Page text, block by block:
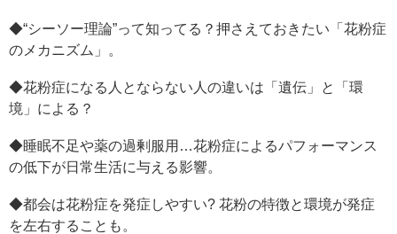
◆“シーソー理論”って知ってる？押さえておきたい「花粉症
のメカニズム」。
◆花粉症になる人とならない人の違いは「遺伝」と「環
境」による？
◆睡眠不足や薬の過剰服用…花粉症によるパフォーマンス
の低下が日常生活に与える影響。
◆都会は花粉症を発症しやすい? 花粉の特徴と環境が発症
を左右することも。